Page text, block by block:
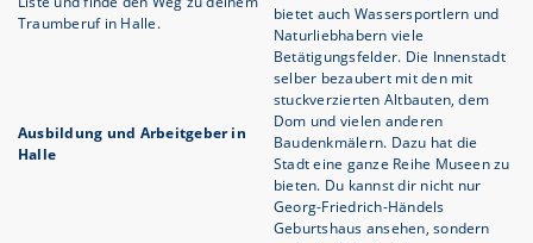
Traumberuf in Halle.
Ausbildung und Arbeitgeber in
Halle
bietet auch Wassersportlern und
Naturliebhabern viele
Betätigungsfelder. Die Innenstadt
selber bezaubert mit den mit
stuckverzierten Altbauten, dem
Dom und vielen anderen
Baudenkmälern. Dazu hat die
Stadt eine ganze Reihe Museen zu
bieten. Du kannst dir nicht nur
Georg-Friedrich-Händels
Geburtshaus ansehen, sondern